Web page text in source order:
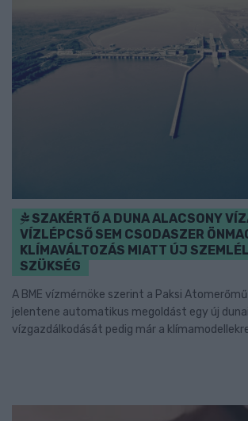
SZAKÉRTŐ A DUNA ALACSONY
VÍZLÉPCSŐ SEM CSODASZER
KLÍMAVÁLTOZÁS MIATT ÚJ
SZÜKSÉG
A BME vízmérnöke szerint a Paksi
jelentene automatikus megoldást egy új
vízgazdálkodását pedig már a